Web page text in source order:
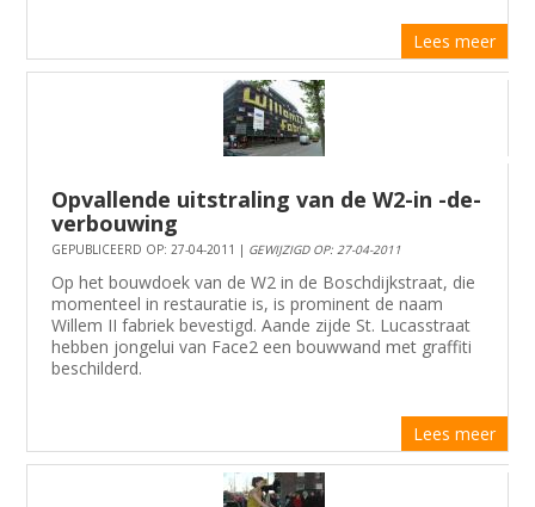
Lees meer
Opvallende uitstraling van de W2-in -de-
verbouwing
GEPUBLICEERD OP: 27-04-2011 | GEWIJZIGD OP: 27-04-2011
Op het bouwdoek van de W2 in de Boschdijkstraat, die
momenteel in restauratie is, is prominent de naam
Willem II fabriek bevestigd. Aande zijde St. Lucasstraat
hebben jongelui van Face2 een bouwwand met graffiti
beschilderd.
Lees meer